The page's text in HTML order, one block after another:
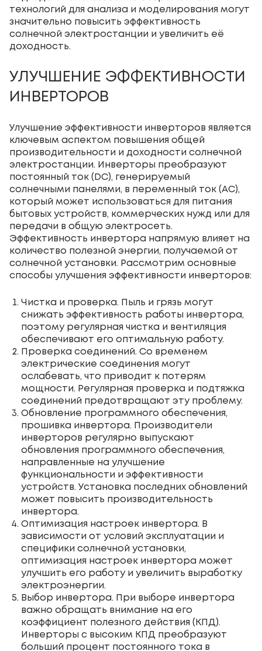
технологий для анализа и моделирования могут
значительно повысить эффективность
солнечной электростанции и увеличить её
доходность.
УЛУЧШЕНИЕ ЭФФЕКТИВНОСТИ
ИНВЕРТОРОВ
Улучшение эффективности инверторов является
ключевым аспектом повышения общей
производительности и доходности солнечной
электростанции. Инверторы преобразуют
постоянный ток (DC), генерируемый
солнечными панелями, в переменный ток (AC),
который может использоваться для питания
бытовых устройств, коммерческих нужд или для
передачи в общую электросеть.
Эффективность инвертора напрямую влияет на
количество полезной энергии, получаемой от
солнечной установки. Рассмотрим основные
способы улучшения эффективности инверторов:
Чистка и проверка. Пыль и грязь могут
снижать эффективность работы инвертора,
поэтому регулярная чистка и вентиляция
обеспечивают его оптимальную работу.
Проверка соединений. Со временем
электрические соединения могут
ослабевать, что приводит к потерям
мощности. Регулярная проверка и подтяжка
соединений предотвращают эту проблему.
Обновление программного обеспечения,
прошивка инвертора. Производители
инверторов регулярно выпускают
обновления программного обеспечения,
направленные на улучшение
функциональности и эффективности
устройств. Установка последних обновлений
может повысить производительность
инвертора.
Оптимизация настроек инвертора. В
зависимости от условий эксплуатации и
специфики солнечной установки,
оптимизация настроек инвертора может
улучшить его работу и увеличить выработку
электроэнергии.
Выбор инвертора. При выборе инвертора
важно обращать внимание на его
коэффициент полезного действия (КПД).
Инверторы с высоким КПД преобразуют
больший процент постоянного тока в